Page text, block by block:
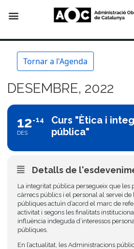
Tornar a l'Agenda
DESEMBRE, 2022
12
DES
14
Curs "Ètica i
pública"
Detalls de
La integritat pública persegueix que les
càrrecs públics i el personal al servei
públiques actuïn d’acord el marc de
activitat i segons les finalitats
influència indeguda d’interessos
públiques.
En l’actualitat, les Administracions